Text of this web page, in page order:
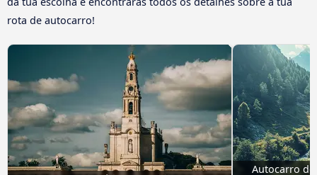
rota de autocarro!
Autocarro